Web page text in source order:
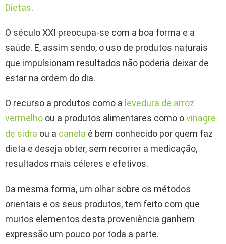
Dietas.
O século XXI preocupa-se com a boa forma e a
saúde. E, assim sendo, o uso de produtos naturais
que impulsionam resultados não poderia deixar de
estar na ordem do dia.
O recurso a produtos como a levedura de arroz
vermelho ou a produtos alimentares como ovinagre
de sidra ou a canela é bem conhecido por quem faz
dieta e deseja obter, sem recorrer a medicação,
resultados mais céleres e efetivos.
Da mesma forma, um olhar sobre os métodos
orientais e os seus produtos, tem feito com que
muitos elementos desta proveniência ganhem
expressão um pouco por toda a parte.